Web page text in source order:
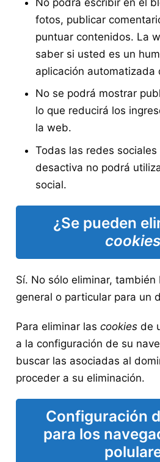
fotos, publicar
puntuar contenidos. La
saber si usted es un
aplicación automatizada
No se podrá mostrar
lo que reducirá los
la web.
Todas las redes sociales
desactiva no podrá
social.
¿Se pueden
cookies
Sí. No sólo eliminar,
general o particular para un
Para eliminar las cookiesde
a la configuración de su
buscar las asociadas al
proceder a su eliminación.
Configuración
para los